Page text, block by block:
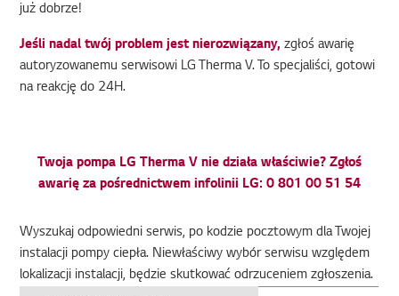
już dobrze!
Jeśli nadal twój problem jest nierozwiązany, zgłoś awarię
autoryzowanemu serwisowi LG Therma V. To specjaliści, gotowi
na reakcję do 24H.
Twoja pompa LG Therma V nie działa właściwie? Zgłoś
awarię za pośrednictwem infolinii LG: 0 801 00 51 54
Wyszukaj odpowiedni serwis, po kodzie pocztowym dla Twojej
instalacji pompy ciepła. Niewłaściwy wybór serwisu względem
lokalizacji instalacji, będzie skutkować odrzuceniem zgłoszenia.